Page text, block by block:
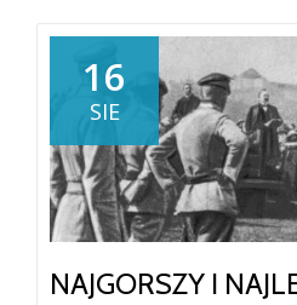
wysłannik
Piłsudskiego
16
SIE
NAJGORSZY I